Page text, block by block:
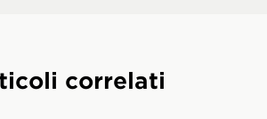
correlati